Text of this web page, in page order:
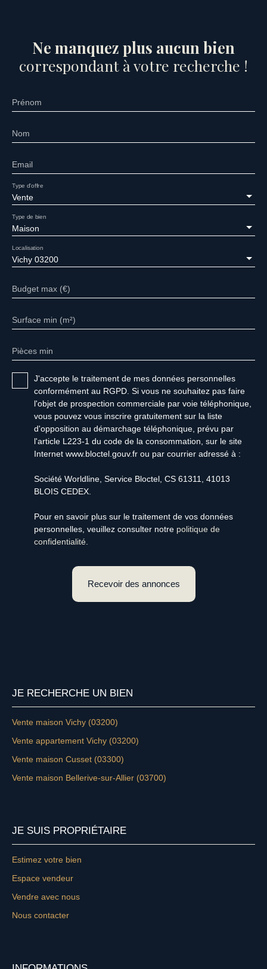
Ne manquez plus aucun bien
correspondant à votre recherche !
Prénom
Nom
Email
Vente
Type d'offre
Maison
Type de bien
Vichy 03200
Localisation
Budget max (€)
Surface min (m²)
Pièces min
J'accepte le traitement de mes données personnelles
conformément au RGPD. Si vous ne souhaitez pas faire
l'objet de prospection commerciale par voie téléphonique,
vous pouvez vous inscrire gratuitement sur la liste
d'opposition au démarchage téléphonique, prévu par
l'article L223-1 du code de la consommation, sur le site
Internet www.bloctel.gouv.fr ou par courrier adressé à :
Société Worldline, Service Bloctel, CS 61311, 41013
BLOIS CEDEX.
Pour en savoir plus sur le traitement de vos données
personnelles, veuillez consulter notre politique de
confidentialité
Recevoir des annonces
JE RECHERCHE UN BIEN
Vente maison Vichy (03200)
Vente appartement Vichy (03200)
Vente maison Cusset (03300)
Vente maison Bellerive-sur-Allier (03700)
JE SUIS PROPRIÉTAIRE
Estimez votre bien
Espace vendeur
Vendre avec nous
Nous contacter